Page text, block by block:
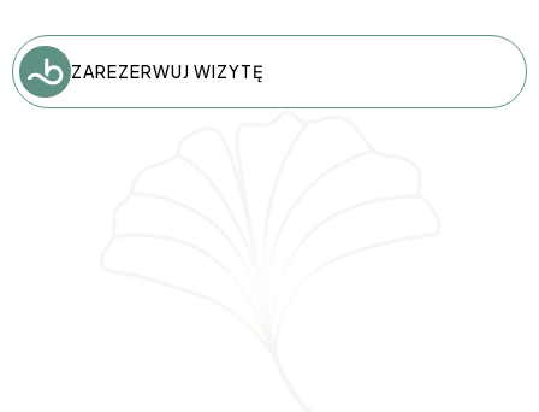
ZAREZERWUJ WIZYTĘ